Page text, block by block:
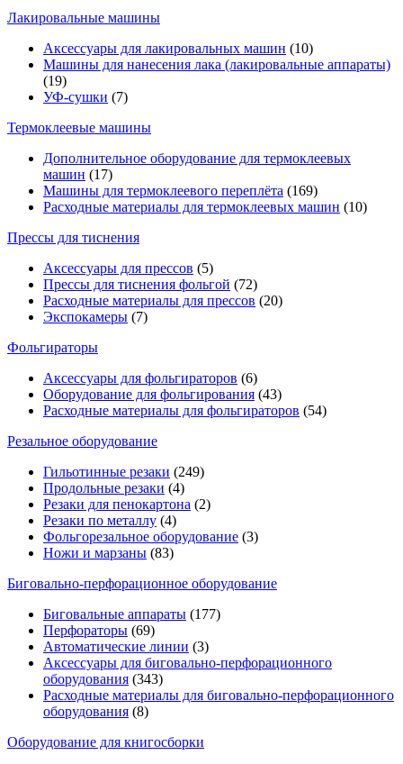
Лакировальные машины
Аксессуары для лакировальных машин (10)
Машины для нанесения лака (лакировальные аппараты)
(19)
УФ-сушки (7)
Термоклеевые машины
Дополнительное оборудование для термоклеевых
машин (17)
Машины для термоклеевого переплёта (169)
Расходные материалы для термоклеевых машин (10)
Прессы для тиснения
Аксессуары для прессов (5)
Прессы для тиснения фольгой (72)
Расходные материалы для прессов (20)
Экспокамеры (7)
Фольгираторы
Аксессуары для фольгираторов (6)
Оборудование для фольгирования (43)
Расходные материалы для фольгираторов (54)
Резальное оборудование
Гильотинные резаки (249)
Продольные резаки (4)
Резаки для пенокартона (2)
Резаки по металлу (4)
Фольгорезальное оборудование (3)
Ножи и марзаны (83)
Биговально-перфорационное оборудование
Биговальные аппараты (177)
Перфораторы (69)
Автоматические линии (3)
Аксессуары для биговально-перфорационного
оборудования (343)
Расходные материалы для биговально-перфорационного
оборудования (8)
Оборудование для книгосборки